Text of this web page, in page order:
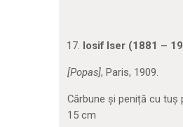
Iosif Iser (1881 –
[Popas], Paris, 1909.
Cărbune și peniță cu tuș
15 cm